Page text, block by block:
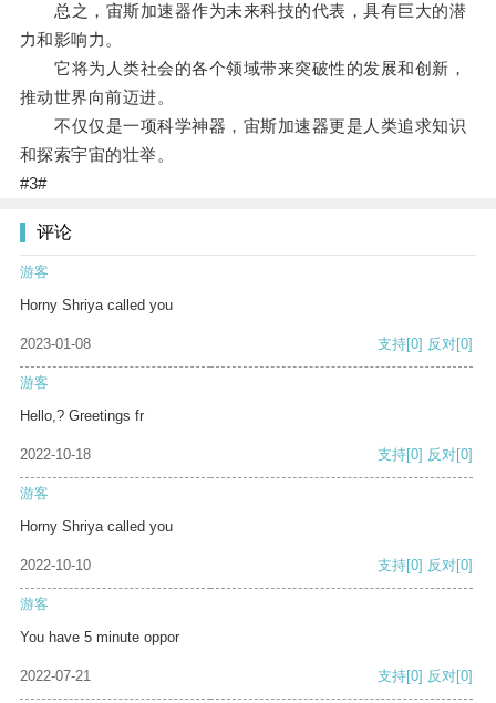
总之，宙斯加速器作为未来科技的代表，具有巨大的潜
力和影响力。
它将为人类社会的各个领域带来突破性的发展和创新，
推动世界向前迈进。
不仅仅是一项科学神器，宙斯加速器更是人类追求知识
和探索宇宙的壮举。
#3#
评论
游客
Horny Shriya called you
2023-01-08 支持[0] 反对[0]
游客
Hello,? Greetings fr
2022-10-18 支持[0] 反对[0]
游客
Horny Shriya called you
2022-10-10 支持[0] 反对[0]
游客
You have 5 minute oppor
2022-07-21 支持[0] 反对[0]